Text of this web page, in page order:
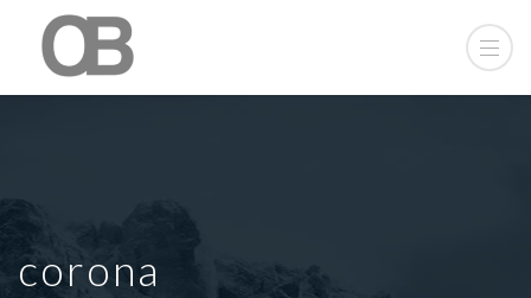
corona